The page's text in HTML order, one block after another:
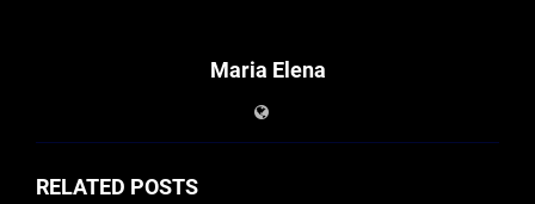
Maria Elena
RELATED POSTS